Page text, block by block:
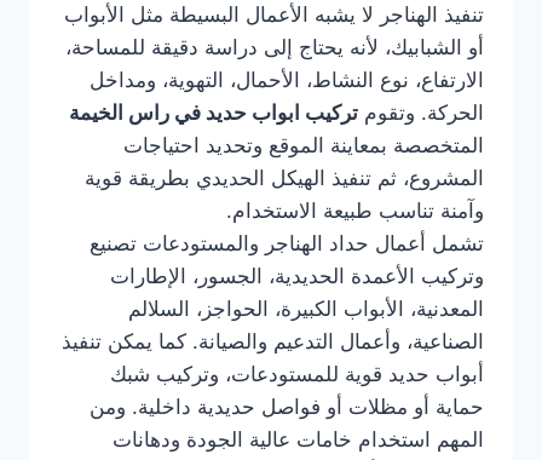
تنفيذ الهناجر لا يشبه الأعمال البسيطة مثل الأبواب
أو الشبابيك، لأنه يحتاج إلى دراسة دقيقة للمساحة،
الارتفاع، نوع النشاط، الأحمال، التهوية، ومداخل
الحركة. وتقوم تركيب ابواب حديد في راس الخيمة
المتخصصة بمعاينة الموقع وتحديد احتياجات
المشروع، ثم تنفيذ الهيكل الحديدي بطريقة قوية
وآمنة تناسب طبيعة الاستخدام.
تشمل أعمال حداد الهناجر والمستودعات تصنيع
وتركيب الأعمدة الحديدية، الجسور، الإطارات
المعدنية، الأبواب الكبيرة، الحواجز، السلالم
الصناعية، وأعمال التدعيم والصيانة. كما يمكن تنفيذ
أبواب حديد قوية للمستودعات، وتركيب شبك
حماية أو مظلات أو فواصل حديدية داخلية. ومن
المهم استخدام خامات عالية الجودة ودهانات